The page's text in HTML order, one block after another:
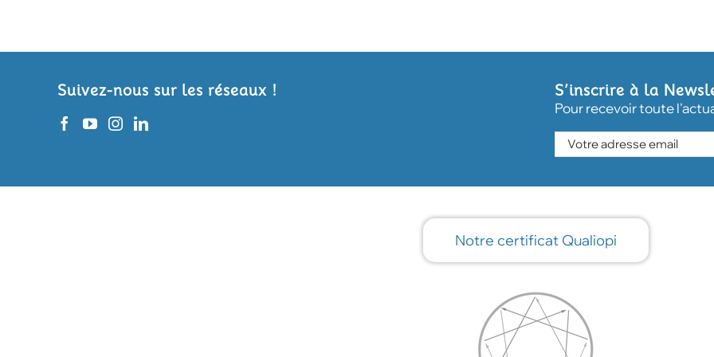
Suivez-nous sur les réseaux !
S’inscrire à la
Pour recevoir toute
Notre certificat Qualiopi